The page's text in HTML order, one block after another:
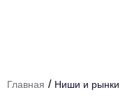
Главная / Ниши и рынки